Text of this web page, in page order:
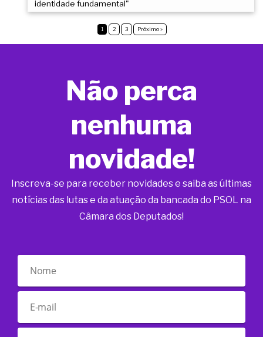
identidade fundamental"
1 2 3 Próximo »
Não perca
nenhuma
novidade!
Inscreva-se para receber novidades e saiba as últimas
notícias das lutas e da atuação da bancada do PSOL na
Câmara dos Deputados!